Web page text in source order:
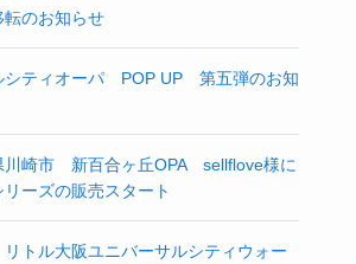
転のお知らせ
シティオーパ POP UP 第五弾のお知
川崎市 新百合ヶ丘OPA sellflove様に
リーズの販売スタート
トル大阪ユニバーサルシティウォー